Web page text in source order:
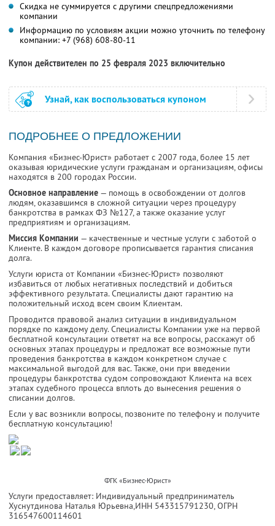
Скидка не суммируется с другими спецпредложениями
компании
Информацию по условиям акции можно уточнить по телефону
компании: +7 (968) 608-80-11
Купон действителен по 25 февраля 2023 включительно
Узнай, как воспользоваться купоном
ПОДРОБНЕЕ О ПРЕДЛОЖЕНИИ
Компания «Бизнес-Юрист» работает с 2007 года, более 15 лет
оказывая юридические услуги гражданам и организациям, офисы
находятся в 200 городах России.
Основное направление — помощь в освобождении от долгов
людям, оказавшимся в сложной ситуации через процедуру
банкротства в рамках ФЗ №127, а также оказание услуг
предприятиям и организациям.
Миссия Компании — качественные и честные услуги с заботой о
Клиенте. В каждом договоре прописывается гарантия списания
долга.
Услуги юриста от Компании «Бизнес-Юрист» позволяют
избавиться от любых негативных последствий и добиться
эффективного результата. Специалисты дают гарантию на
положительный исход всем своим Клиентам.
Проводится правовой анализ ситуации в индивидуальном
порядке по каждому делу. Специалисты Компании уже на первой
бесплатной консультации ответят на все вопросы, расскажут об
основных этапах процедуры и предложат все возможные пути
проведения банкротства в каждом конкретном случае с
максимальной выгодой для вас. Также, они при введении
процедуры банкротства судом сопровождают Клиента на всех
этапах судебного процесса вплоть до вынесения решения о
списании долгов.
Если у вас возникли вопросы, позвоните по телефону и получите
бесплатную консультацию!
ФГК «Бизнес-Юрист»
Услуги предоставляет: Индивидуальный предприниматель
Хуснутдинова Наталья Юрьевна,ИНН 543315791230, ОГРН
316547600114601